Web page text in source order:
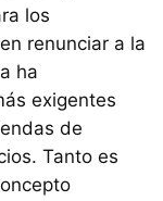
los
renunciar a la
ha
exigentes
de
Tanto es